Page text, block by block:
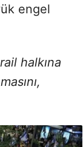
engel
halkına